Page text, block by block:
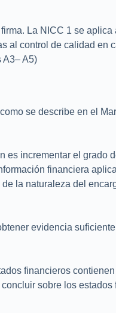
La NICC 1 se
al control de calidad en
A3– A5)
se describe en el
incrementar el grado
financiera
la naturaleza del
evidencia
financieros
sobre los